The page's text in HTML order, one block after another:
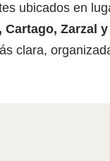
ubicados en
Cartago, Zarzal
clara,